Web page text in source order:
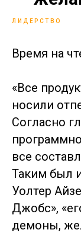
ЛИДЕРСТВО
Время на
«Все
носили
Согласно
все
Таким был
Уолтер
Джобс»,
демоны,